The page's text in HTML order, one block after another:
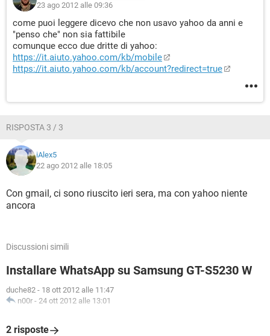
23 ago 2012 alle 09:36
come puoi leggere dicevo che non usavo yahoo da anni e
"penso che" non sia fattibile
comunque ecco due dritte di yahoo:
https://it.aiuto.yahoo.com/kb/mobile
https://it.aiuto.yahoo.com/kb/account?redirect=true
RISPOSTA 3 / 3
iAlex5
22 ago 2012 alle 18:05
Con gmail, ci sono riuscito ieri sera, ma con yahoo niente
ancora
Discussioni simili
Installare WhatsApp su Samsung GT-S5230 W
duche82 - 18 ott 2012 alle 11:47
n00r - 24 ott 2012 alle 13:01
2 risposte